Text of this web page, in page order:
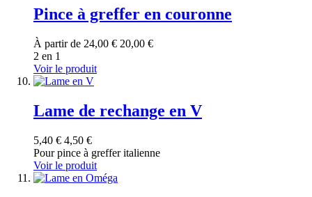
Pince à greffer en couronne
À partir de 24,00 € 20,00 €
2 en 1
Voir le produit
Lame de rechange en V
5,40 € 4,50 €
Pour pince à greffer italienne
Voir le produit